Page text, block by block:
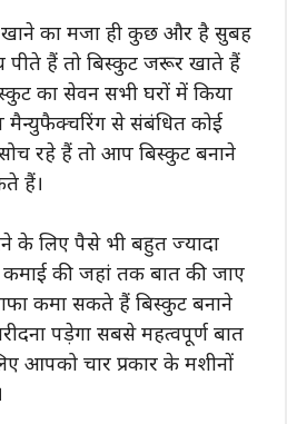
का मजा ही कुछ और है सुबह
हैं तो बिस्कुट जरूर खाते हैं
का सेवन सभी घरों में किया
से संबंधित कोई
रहे हैं तो आप बिस्कुट बनाने
हैं।
के लिए पैसे भी बहुत ज्यादा
की जहां तक बात की जाए
कमा सकते हैं बिस्कुट बनाने
पड़ेगा सबसे महत्वपूर्ण बात
आपको चार प्रकार के मशीनों